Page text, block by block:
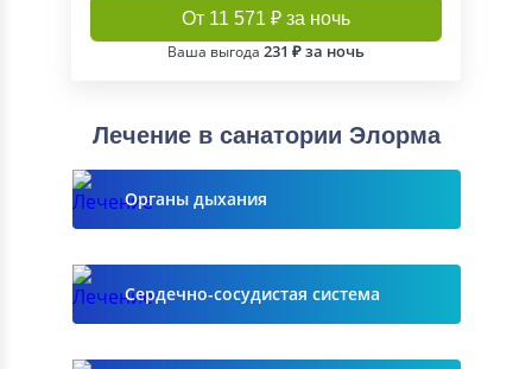
От 11 571 ₽ за ночь
Ваша выгода 231 ₽ за ночь
Лечение в санатории Элорма
Органы дыхания
Сердечно-сосудистая система